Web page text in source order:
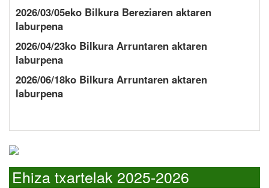
2026/03/05eko Bilkura Bereziaren aktaren
laburpena
2026/04/23ko Bilkura Arruntaren aktaren
laburpena
2026/06/18ko Bilkura Arruntaren aktaren
laburpena
Ehiza txartelak 2025-2026